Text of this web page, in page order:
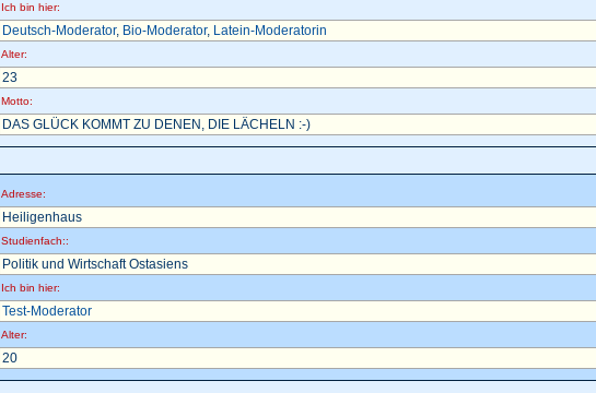
Ich bin hier:
Deutsch-Moderator, Bio-Moderator, Latein-Moderatorin
Alter:
23
Motto:
DAS GLÜCK KOMMT ZU DENEN, DIE LÄCHELN :-)
Adresse:
Heiligenhaus
Studienfach::
Politik und Wirtschaft Ostasiens
Ich bin hier:
Test-Moderator
Alter:
20